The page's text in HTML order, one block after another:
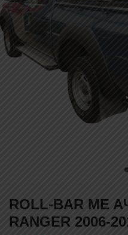
ROLL-BAR ΜΕ
RANGER 2006-